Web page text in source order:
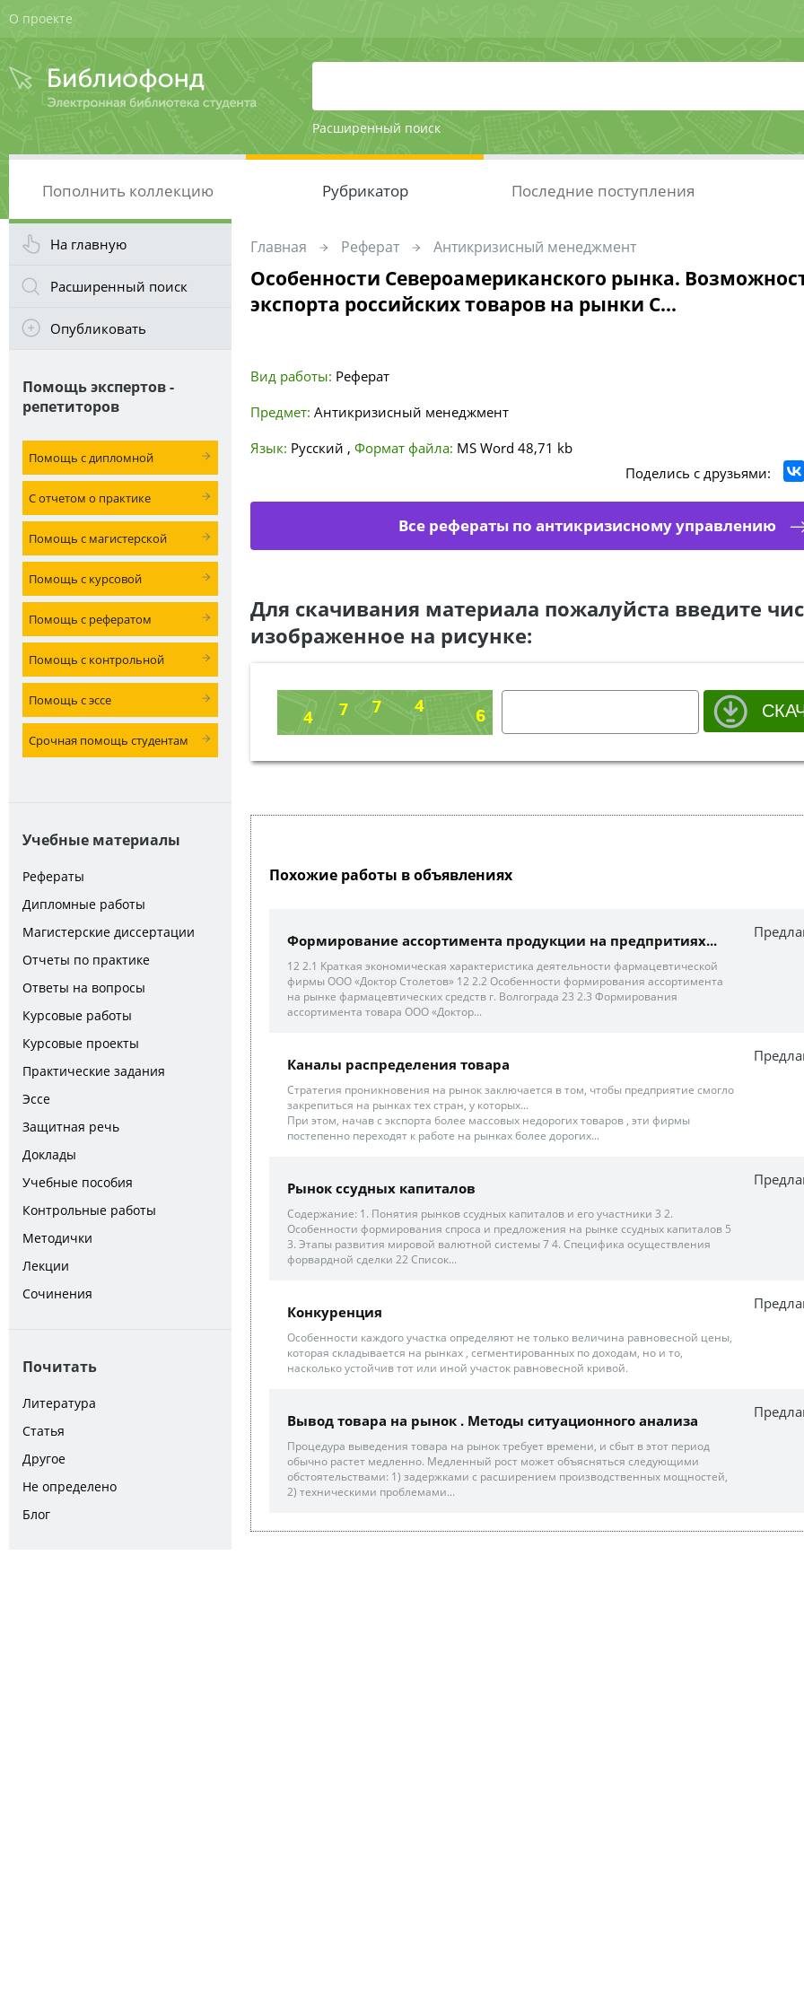
О проекте
Расширенный поиск
Пополнить коллекцию Рубрикатор Последние поступления
На главную
Расширенный поиск
Опубликовать
Помощь экспертов -
репетиторов
Помощь с дипломной
С отчетом о практике
Помощь с магистерской
Помощь с курсовой
Помощь с рефератом
Помощь с контрольной
Помощь с эссе
Срочная помощь студентам
Учебные материалы
Рефераты
Дипломные работы
Магистерские диссертации
Отчеты по практике
Ответы на вопросы
Курсовые работы
Курсовые проекты
Практические задания
Эссе
Защитная речь
Доклады
Учебные пособия
Контрольные работы
Методички
Лекции
Сочинения
Почитать
Литература
Статья
Другое
Не определено
Блог
Главная Реферат Антикризисный менеджмент
Особенности Североамериканского рынка.
экспорта российских товаров на рынки С...
Вид работы: Реферат
Предмет: Антикризисный менеджмент
Язык: Русский , Формат файла: MS Word 48,71 kb
Поделись с друзьями:
Все рефераты по антикризисному управлению
Для скачивания материала пожалуйста введите
изображенное на рисунке:
Похожие работы в объявлениях
Формирование ассортимента продукции на предпритиях...
12 2.1 Краткая экономическая характеристика деятельности фармацевтической
фирмы ООО «Доктор Столетов» 12 2.2 Особенности формирования ассортимента
на рынке фармацевтических средств г. Волгограда 23 2.3 Формирования
ассортимента товара ООО «Доктор...
Каналы распределения товара
Стратегия проникновения на рынок заключается в том, чтобы предприятие смогло
закрепиться на рынках тех стран, у которых...
При этом, начав с экспорта более массовых недорогих товаров , эти фирмы
постепенно переходят к работе на рынках более дорогих...
Рынок ссудных капиталов
Содержание: 1. Понятия рынков ссудных капиталов и его участники 3 2.
Особенности формирования спроса и предложения на рынке ссудных капиталов 5
3. Этапы развития мировой валютной системы 7 4. Специфика осуществления
форвардной сделки 22 Список...
Конкуренция
Особенности каждого участка определяют не только величина равновесной цены,
которая складывается на рынках , сегментированных по доходам, но и то,
насколько устойчив тот или иной участок равновесной кривой.
Вывод товара на рынок . Методы ситуационного анализа
Процедура выведения товара на рынок требует времени, и сбыт в этот период
обычно растет медленно. Медленный рост может объясняться следующими
обстоятельствами: 1) задержками с расширением производственных мощностей,
2) техническими проблемами...